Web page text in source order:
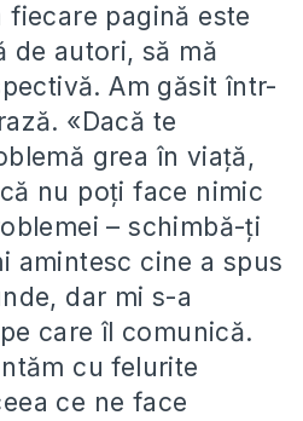
fiecare pagină este
de autori, să mă
Am găsit într-
«Dacă te
grea în viață,
nu poți face nimic
– schimbă-ți
amintesc cine a spus
dar mi s-a
care îl comunică.
cu felurite
ce ne face